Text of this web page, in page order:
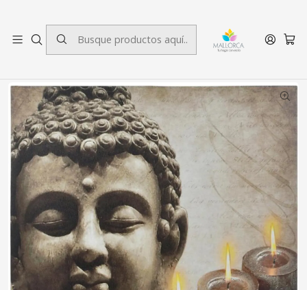
Inicio Decoración Cuadros Cuadro Buda Velas 40 x 40